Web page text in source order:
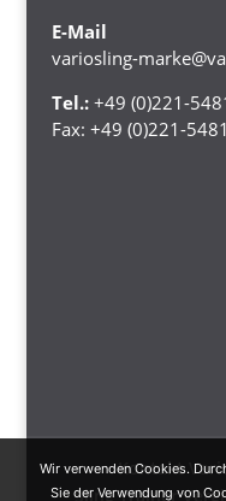
E-Mail
variosling-
Tel.: +49 (0)221-
Fax: +49 (0)221-
Kontakt
Sling Trainer
Wir verwenden Cookies.
Sie der Verwendung von